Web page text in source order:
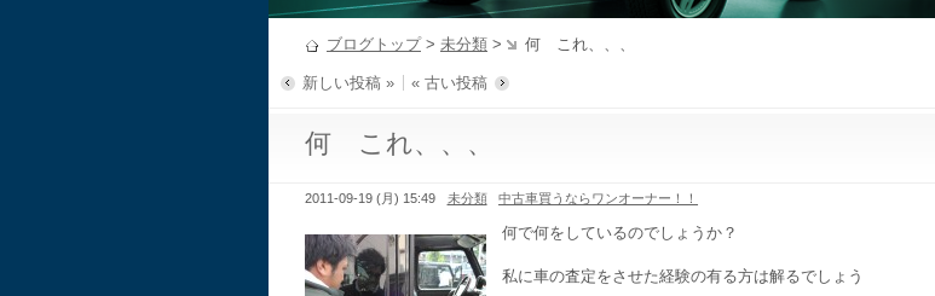
ブログトップ> 未分類 > 何 これ、、、
新しい投稿 » « 古い投稿
何 これ、、、
2011-09-19 (月) 15:49 未分類 中古車買うならワンオーナー！！
何で何をしているのでしょうか？
私に車の査定をさせた経験の有る方は解るでしょう